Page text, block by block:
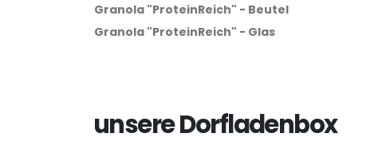
Granola "ProteinReich" - Beutel
Granola "ProteinReich" - Glas
unsere Dorfladenbox